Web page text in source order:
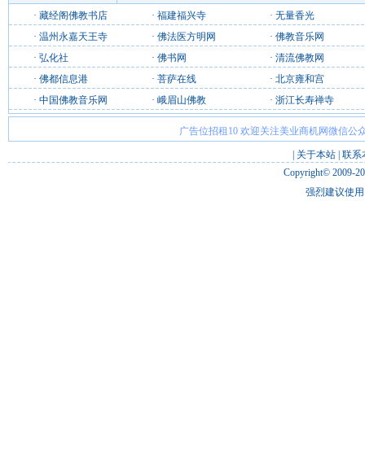
· 藏经阁佛教书店 · 福建福兴寺 · 无量香光
· 温州永嘉天王寺 · 佛法医方明网 · 佛教音乐网
· 弘化社 · 佛书网 · 清流佛教网
· 佛都信息港 · 菩萨在线 · 北京雍和宫
· 中国佛教音乐网 · 峨眉山佛教 · 浙江长寿禅寺
广告位招租10 欢迎关注美业商机网微信公
关于本站 联系
Copyright© 2009-
强烈建议使